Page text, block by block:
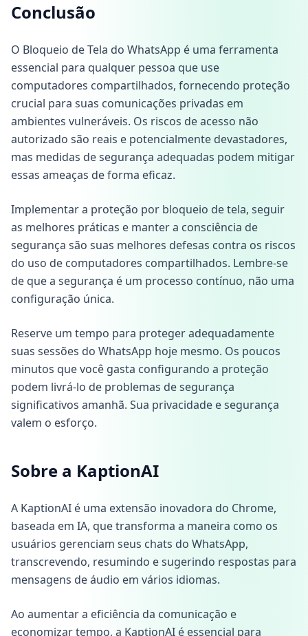
Conclusão
O Bloqueio de Tela do WhatsApp é uma ferramenta
essencial para qualquer pessoa que use
computadores compartilhados, fornecendo proteção
crucial para suas comunicações privadas em
ambientes vulneráveis. Os riscos de acesso não
autorizado são reais e potencialmente devastadores,
mas medidas de segurança adequadas podem mitigar
essas ameaças de forma eficaz.
Implementar a proteção por bloqueio de tela, seguir
as melhores práticas e manter a consciência de
segurança são suas melhores defesas contra os riscos
do uso de computadores compartilhados. Lembre-se
de que a segurança é um processo contínuo, não uma
configuração única.
Reserve um tempo para proteger adequadamente
suas sessões do WhatsApp hoje mesmo. Os poucos
minutos que você gasta configurando a proteção
podem livrá-lo de problemas de segurança
significativos amanhã. Sua privacidade e segurança
valem o esforço.
Sobre a KaptionAI
A KaptionAI é uma extensão inovadora do Chrome,
baseada em IA, que transforma a maneira como os
usuários gerenciam seus chats do WhatsApp,
transcrevendo, resumindo e sugerindo respostas para
mensagens de áudio em vários idiomas.
Ao aumentar a eficiência da comunicação e
economizar tempo, a KaptionAI é essencial para